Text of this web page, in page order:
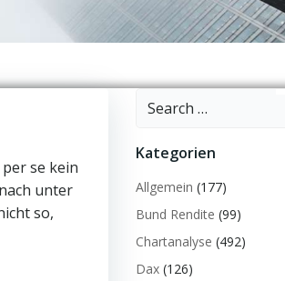
se kein
unter
so,
Search
Kategorien
Allgemein (177)
Bund Rendite (99)
Chartanalyse (492)
Dax (126)